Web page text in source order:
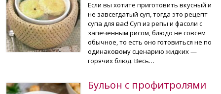
Если вы хотите приготовить вкусный и
не завсегдатый суп, тогда это рецепт
супа для вас! Суп из репы и фасоли с
запеченным рисом, блюдо не совсем
обычное, то есть оно готовиться не по
одинаковому сценарию жидких —
горячих блюд. Весь…
Бульон с профитролями